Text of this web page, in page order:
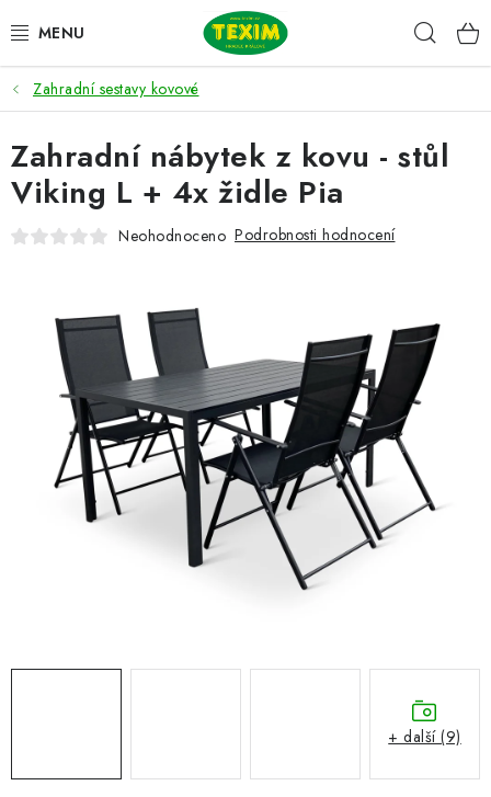
na
ZAHRADNÍ SESTAVY
ŽIDLE
STOLY
LEHÁTKA
POLSTRY
DOPLŇKY
PERGOLY
NOVINKY
Zahradní sestavy kovové
Zahradní nábytek z kovu - stůl
Viking L + 4x židle Pia
Neohodnoceno Podrobnosti hodnocení
+ další (9)